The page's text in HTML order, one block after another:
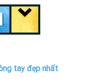
tay đẹp nhất